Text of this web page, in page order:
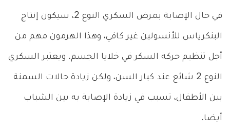
في حال الإصابة بمرض السكري النوع 2، سيكون إنتاج
البنكرياس للأنسولين غير كافي، وهذا الهرمون مهم من
أجل تنظيم حركة السكر في خلايا الجسم. ويعتبر السكري
النوع 2 شائع عند كبار السن، ولكن زيادة حالات السمنة
بين الأطفال، تسبب في زيادة الإصابة به بين الشباب
أيضا.